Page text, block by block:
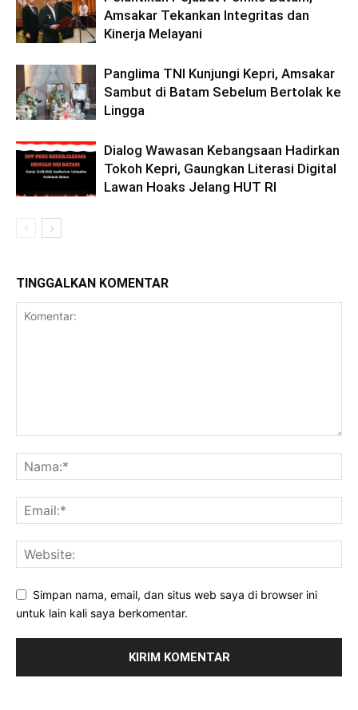
Amsakar Tekankan Integritas dan
Kinerja Melayani
Panglima TNI Kunjungi Kepri, Amsakar
Sambut di Batam Sebelum Bertolak ke
Lingga
Dialog Wawasan Kebangsaan Hadirkan
Tokoh Kepri, Gaungkan Literasi Digital
Lawan Hoaks Jelang HUT RI
TINGGALKAN KOMENTAR
Simpan nama, email, dan situs web saya di browser ini
untuk lain kali saya berkomentar.